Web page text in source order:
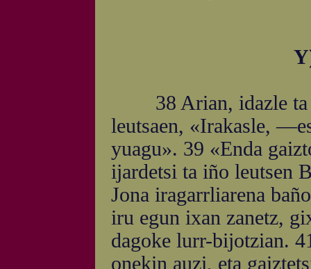
38 Arian, idazle ta
leutsaen, «Irakasle,
yuagu». 39 «Enda
ijardetsi ta iño leutsen
Jona iragarrliarena
iru egun ixan zanetz,
dagoke lurr-bijotzian.
onekin auzi, eta